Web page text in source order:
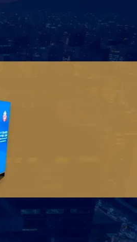
ENTRE EM CONTATO